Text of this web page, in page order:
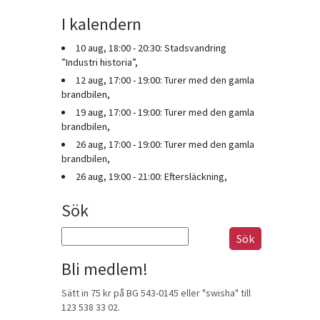
I kalendern
10 aug, 18:00 - 20:30: Stadsvandring
”Industri historia”,
12 aug, 17:00 - 19:00: Turer med den gamla
brandbilen,
19 aug, 17:00 - 19:00: Turer med den gamla
brandbilen,
26 aug, 17:00 - 19:00: Turer med den gamla
brandbilen,
26 aug, 19:00 - 21:00: Eftersläckning,
Sök
efter:
Bli medlem!
Sätt in 75 kr på BG 543-0145 eller "swisha" till
123 538 33 02.